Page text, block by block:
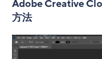
Adobe Creative
方法